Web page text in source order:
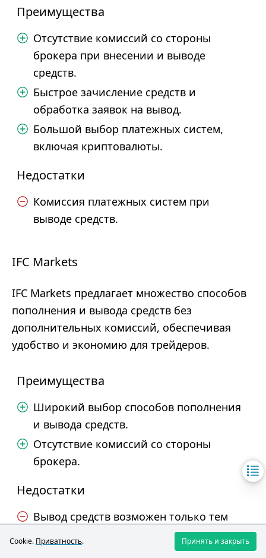
Преимущества
Отсутствие комиссий со стороны
брокера при внесении и выводе
средств.
Быстрое зачисление средств и
обработка заявок на вывод.
Большой выбор платежных систем,
включая криптовалюты.
Недостатки
Комиссия платежных систем при
выводе средств.
IFC Markets
IFC Markets предлагает множество способов
пополнения и вывода средств без
дополнительных комиссий, обеспечивая
удобство и экономию для трейдеров.
Преимущества
Широкий выбор способов пополнения
и вывода средств.
Отсутствие комиссий со стороны
брокера.
Недостатки
Вывод средств возможен только тем
методом, которым производилось
Cookie. Приватность. Принять и закрыть